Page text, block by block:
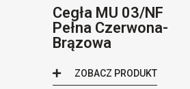
Cegła MU 03/NF
Pełna Czerwona-
Brązowa
ZOBACZ PRODUKT